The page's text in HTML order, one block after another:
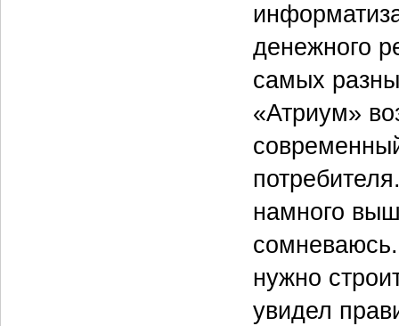
денежного
самых
«Атриум»
намного
нужно
увидел